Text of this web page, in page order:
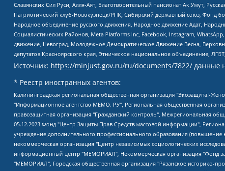
Славянских Сил Руси, Алля-Аят, Благотворительный пансионат Ак Умут,
Патриотический клуб-Новокузнецк/РПК, Сибирский державный союз, Фонд
Народное объединение русского движения, Народное движение Адат,
Социалистических Районов, Meta Platforms Inc, Facebook, Instagram,
движение, Невоград, Молодежное Демократическое Движение Весна,
депутатов Красноярского края, Этническое национальное объединение,
Источник: https://minjust.gov.ru/ru/documents/7822/ данные
* Реестр иностранных агентов:
Калининградская региональная общественная организация "Экозащита!-Женсовет", Фонд содействия защите прав и свобод граждан "Общественный вердикт", Фонд "Институт Развития Свободы Информации", Частное учреждение "Информационное агентство МЕМО. РУ", Региональная общественная организация "Общественная комиссия по сохранению наследия академика Сахарова", Фонд поддержки свободы прессы, Санкт-Петербургская общественная правозащитная организация "Гражданский контроль", Межрегиональная общественная организация "Информационно-просветительский центр "Мемориал", Региональный Фонд "Центр Защиты Прав Средств Массовой Информации", с 05.12.2023 Фонд "Центр Защиты Прав Средств массовой информации", Региональная общественная благотворительная организация помощи беженцам и мигрантам "Гражданское содействие", Негосударственное образовательное учреждение дополнительного профессионального образования (повышение квалификации) специалистов "АКАДЕМИЯ ПО ПРАВАМ ЧЕЛОВЕКА", Свердловская региональная общественная организация "Сутяжник", Автономная некоммерческая организация "Центр независимых социологических исследований", Союз общественных объединений "Российский исследовательский центр по правам человека", Региональное общественное учреждение научно-информационный центр "МЕМОРИАЛ", Некоммерческая организация "Фонд защиты гласности", Автономная некоммерческая организация "Институт прав человека", Городская общественная организация "Екатеринбургское общество "МЕМОРИАЛ", Городская общественная организация "Рязанское историко-просветительское и правозащитное общество "Мемориал" (Рязанский Мемориал), Челябинский региональный орган общественной самодеятельности – женское общественное объединение "Женщины Евразии", Челябинский региональный орган общественной самодеятельности "Уральская правозащитная группа", Фонд содействия защите здоровья и социальной справедливости имени Андрея Рылькова, Автономная Некоммерческая Организация "Аналитический Центр Юрия Левады", Автономная некоммерческая организация социальной поддержки населения "Проект Апрель", Региональная общественная организация помощи женщинам и детям, находящимся в кризисной ситуации "Информационно-методический центр "Анна", Фонд содействия развитию массовых коммуникаций и правовому просвещению "Так-так-Так", Фонд содействия устойчивому развитию "Серебряная тайга", Свердловский региональный общественный фонд социальных проектов "Новое время", "Idel.Реалии", Кавказ.Реалии, Крым.Реалии, Телеканал Настоящее Время, Татаро-башкирская служба Радио Свобода (Azatliq Radiosi), Радио Свободная Европа/Радио Свобода (PCE/PC), "Сибирь.Реалии", "Фактограф", Благотворительный фонд помощи осужденным и их семьям, Автономная некоммерческая организация "Институт глобализации и социальных движений", Фонд "В защиту прав заключенных", Частное учреждение "Центр поддержки и содействия развитию средств массовой информации", Пензенский региональный общественный благотворительный фонд "Гражданский союз", "Север.Реалии", Некоммерческая организация Фонд "Правовая инициатива", Общество с ограниченной ответственностью "Радио Свободная Европа/Радио Свобода", Чешское информационное агентство "MEDIUM-ORIENT", Красноярская региональная общественная организация "Мы против СПИДа", Камалягин Денис Николаевич, Маркелов Сергей Евгеньевич, Пономарев Лев